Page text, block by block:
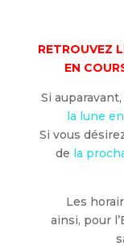
RETROUVEZ
EN
Si
la lune
Si vous
de la
Les
ainsi, pour